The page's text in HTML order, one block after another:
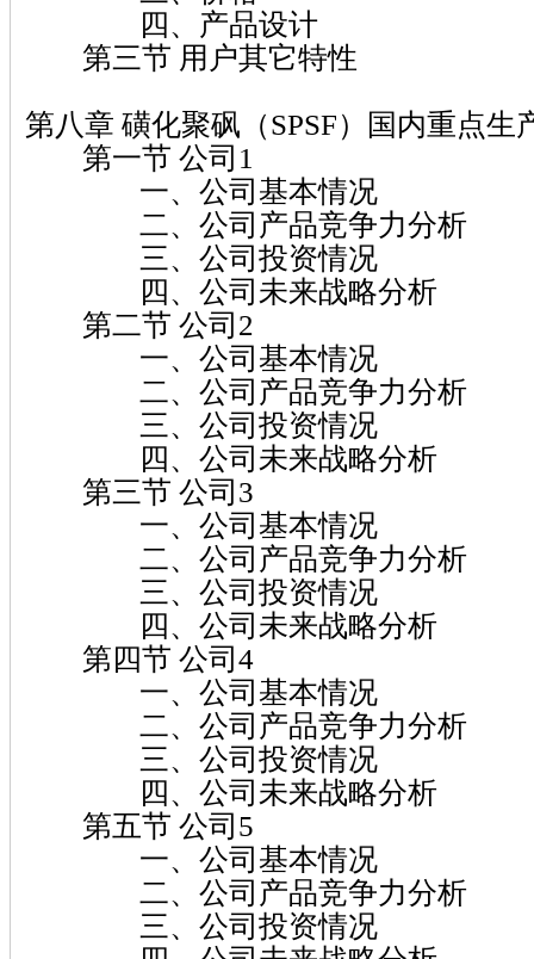
四、产品设计
第三节 用户其它特性
第八章 磺化聚砜（SPSF）国内重点生
第一节 公司1
一、公司基本情况
二、公司产品竞争力分析
三、公司投资情况
四、公司未来战略分析
第二节 公司2
一、公司基本情况
二、公司产品竞争力分析
三、公司投资情况
四、公司未来战略分析
第三节 公司3
一、公司基本情况
二、公司产品竞争力分析
三、公司投资情况
四、公司未来战略分析
第四节 公司4
一、公司基本情况
二、公司产品竞争力分析
三、公司投资情况
四、公司未来战略分析
第五节 公司5
一、公司基本情况
二、公司产品竞争力分析
三、公司投资情况